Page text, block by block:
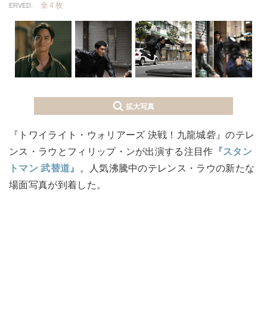
ERVED.
全 4 枚
拡大写真
『トワイライト・ウォリアーズ 決戦！九龍城砦』のテレ
ンス・ラウとフィリップ・ンが出演する注目作 『スタン
トマン 武替道』
。人気沸騰中のテレンス・ラウの新たな
場面写真が到着した。